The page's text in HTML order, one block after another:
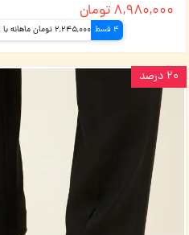
۸,۹۸۰,۰۰۰ تومان
4 قسط 2,245,000 تومان ماهانه با اسنپ‌پی (بدون کارمزد)
۲۰ درصد